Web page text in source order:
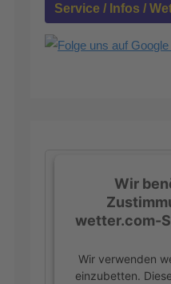
:
Service / Infos /
Wir
wetter.com-
Wir verwenden
einzubetten.